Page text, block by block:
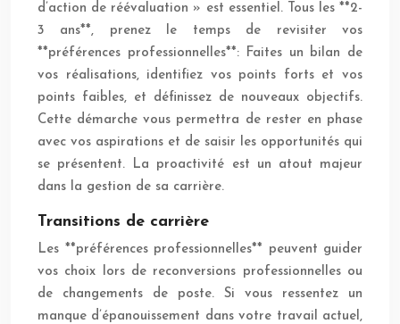
d’action de réévaluation » est essentiel. Tous les **2-
3 ans**, prenez le temps de revisiter vos
**préférences professionnelles**: Faites un bilan de
vos réalisations, identifiez vos points forts et vos
points faibles, et définissez de nouveaux objectifs.
Cette démarche vous permettra de rester en phase
avec vos aspirations et de saisir les opportunités qui
se présentent. La proactivité est un atout majeur
dans la gestion de sa carrière.
Transitions de carrière
Les **préférences professionnelles** peuvent guider
vos choix lors de reconversions professionnelles ou
de changements de poste. Si vous ressentez un
manque d’épanouissement dans votre travail actuel,